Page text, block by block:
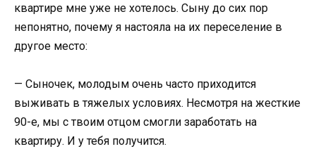
квартире мне уже не хотелось. Сыну до сих пор
непонятно, почему я настояла на их переселение в
другое место:
— Сыночек, молодым очень часто приходится
выживать в тяжелых условиях. Несмотря на жесткие
90-е, мы с твоим отцом смогли заработать на
квартиру. И у тебя получится.